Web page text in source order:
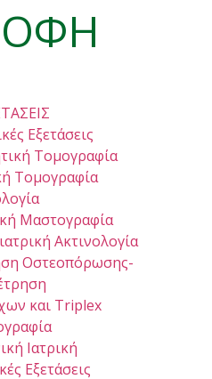
Εξετάσεις
Τομογραφία
Τομογραφία
Μαστογραφία
Ακτινολογία
Οστεοπόρωσης-
και Triplex
Ιατρική
Εξετάσεις